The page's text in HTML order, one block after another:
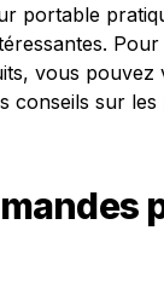
portable
Pour
vous pouvez
conseils sur les